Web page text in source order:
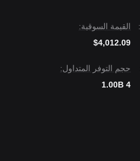
القيمة السوقية:
$4,012.09
حجم التوفر المتداول:
1.00B 4